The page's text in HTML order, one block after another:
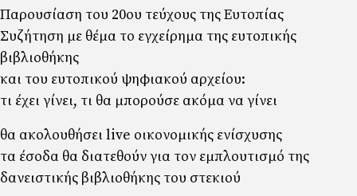
Παρουσίαση του 20ου τεύχους της Ευτοπίας
Συζήτηση με θέμα το εγχείρημα της ευτοπικής
βιβλιοθήκης
και του ευτοπικού ψηφιακού αρχείου:
τι έχει γίνει, τι θα μπορούσε ακόμα να γίνει
θα ακολουθήσει live οικονομικής ενίσχυσης
τα έσοδα θα διατεθούν για τον εμπλουτισμό της
δανειστικής βιβλιοθήκης του στεκιού